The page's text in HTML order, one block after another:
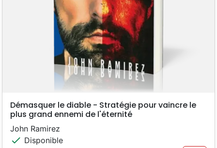
Démasquer le diable - Stratégie pour vaincre le
plus grand ennemi de l'éternité
John Ramirez
check Disponible